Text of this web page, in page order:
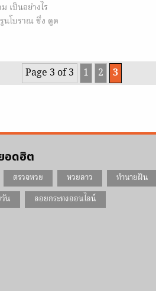
เป็นอย่างไร
นโบราณ ซึ่ง ดูด
Page 3 of 3 1 2 3
อดฮิต
ตรวจหวย หวยลาว ทำนายฝัน
น
ลอยกระทงออนไลน์